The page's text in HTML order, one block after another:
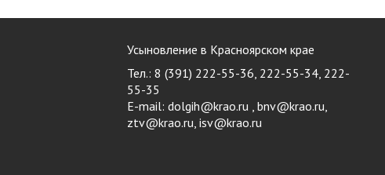
Усыновление в Красноярском крае
Тел.: 8 (391) 222-55-36, 222-55-34, 222-
55-35
E-mail: dolgih@krao.ru , bnv@krao.ru,
ztv@krao.ru, isv@krao.ru